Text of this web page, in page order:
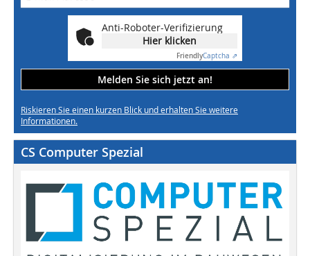
Anti-Roboter-Verifizierung
Hier klicken
FriendlyCaptcha ⇗
Melden Sie sich jetzt an!
Riskieren Sie einen kurzen Blick und erhalten Sie weitere
Informationen.
CS Computer Spezial